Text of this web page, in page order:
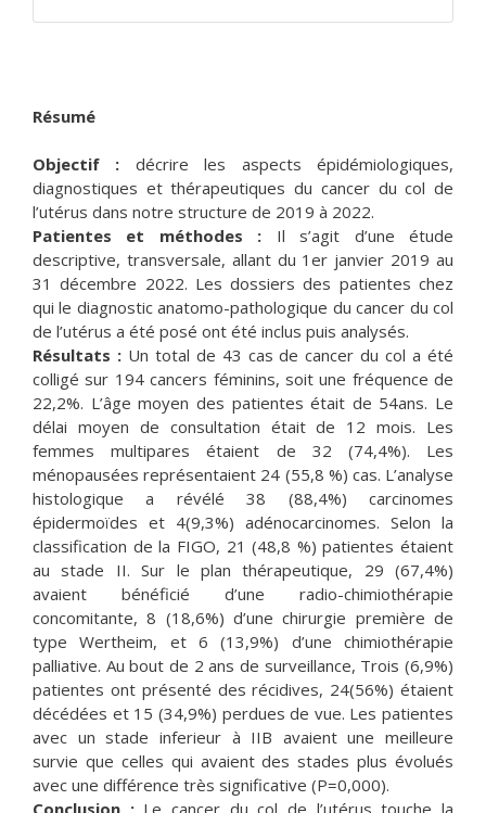
Résumé
Objectif : décrire les aspects épidémiologiques,
diagnostiques et thérapeutiques du cancer du col de
l’utérus dans notre structure de 2019 à 2022.
Patientes et méthodes : Il s’agit d’une étude
descriptive, transversale, allant du 1er janvier 2019 au
31 décembre 2022. Les dossiers des patientes chez
qui le diagnostic anatomo-pathologique du cancer du col
de l’utérus a été posé ont été inclus puis analysés.
Résultats :Un total de 43 cas de cancer du col a été
colligé sur 194 cancers féminins, soit une fréquence de
22,2%. L’âge moyen des patientes était de 54ans. Le
délai moyen de consultation était de 12 mois. Les
femmes multipares étaient de 32 (74,4%). Les
ménopausées représentaient 24 (55,8 %) cas. L’analyse
histologique a révélé 38 (88,4%) carcinomes
épidermoïdes et 4(9,3%) adénocarcinomes. Selon la
classification de la FIGO, 21 (48,8 %) patientes étaient
au stade II. Sur le plan thérapeutique, 29 (67,4%)
avaient bénéficié d’une radio-chimiothérapie
concomitante, 8 (18,6%) d’une chirurgie première de
type Wertheim, et 6 (13,9%) d’une chimiothérapie
palliative. Au bout de 2 ans de surveillance, Trois (6,9%)
patientes ont présenté des récidives, 24(56%) étaient
décédées et 15 (34,9%) perdues de vue. Les patientes
avec un stade inferieur à IIB avaient une meilleure
survie que celles qui avaient des stades plus évolués
avec une différence très significative (P=0,000).
Conclusion :Le cancer du col de l’utérus touche la